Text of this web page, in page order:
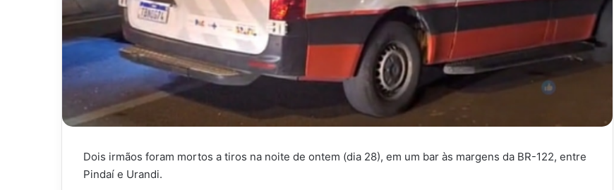
Dois irmãos foram mortos a tiros na noite de ontem (dia 28), em um bar às margens da BR-122, entre
Pindaí e Urandi.